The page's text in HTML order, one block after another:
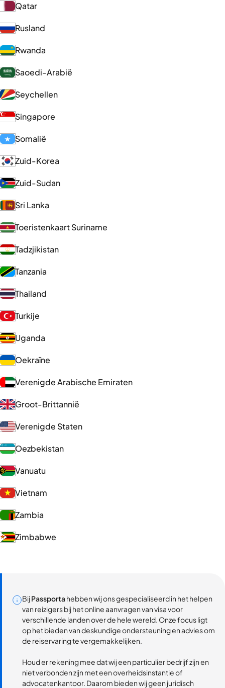
Qatar
Rusland
Rwanda
Saoedi-Arabië
Seychellen
Singapore
Somalië
Zuid-Korea
Zuid-Sudan
Sri Lanka
Toeristenkaart Suriname
Tadzjikistan
Tanzania
Thailand
Turkije
Uganda
Oekraïne
Verenigde Arabische Emiraten
Groot-Brittannië
Verenigde Staten
Oezbekistan
Vanuatu
Vietnam
Zambia
Zimbabwe
BijPassportahebben wij ons gespecialiseerd in het helpen
van reizigers bij het online aanvragen van visa voor
verschillende landen over de hele wereld. Onze focus ligt
op het bieden van deskundige ondersteuning en advies om
de reiservaring te vergemakkelijken.
Houd er rekening mee dat wij een particulier bedrijf zijn en
niet verbonden zijn met een overheidsinstantie of
advocatenkantoor. Daarom bieden wij geen juridisch